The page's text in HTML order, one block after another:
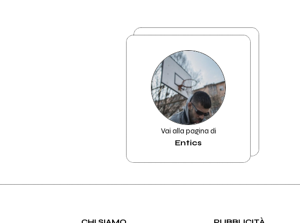
Vai alla pagina di
Entics